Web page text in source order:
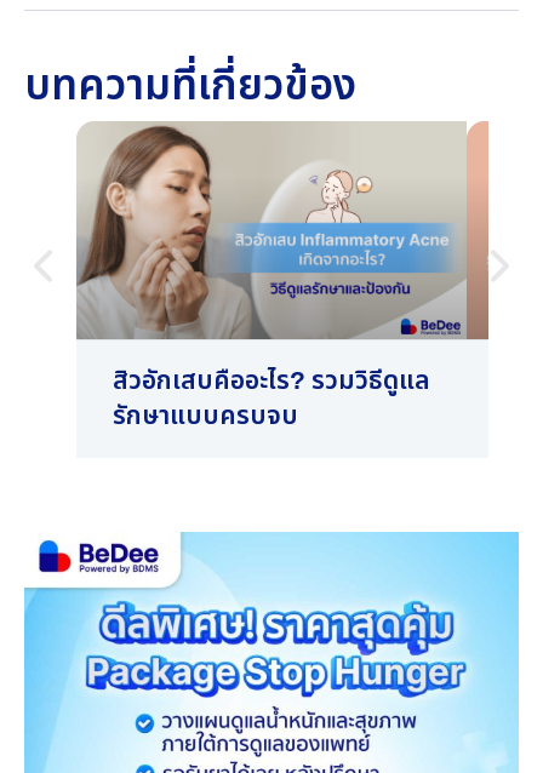
บทความที่เกี่ยวข้อง
สิวอักเสบคืออะไร? รวมวิธีดูแล
รักษาแบบครบจบ